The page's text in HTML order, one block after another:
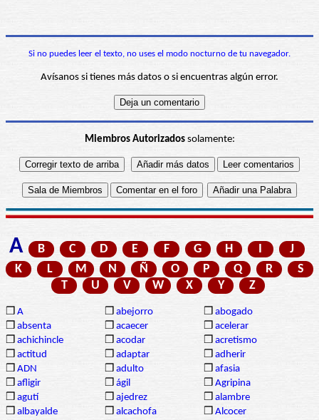
Si no puedes leer el texto, no uses el modo nocturno de tu navegador.
Avísanos si tienes más datos o si encuentras algún error.
Miembros Autorizadossolamente:
A B C D E F G H I
J
K
L M N Ñ O P Q R
S
T
U V W X Y Z
❒ A ❒ abejorro ❒ abogado
❒ absenta ❒ acaecer ❒ acelerar
❒ achichincle ❒ acodar ❒ acretismo
❒ actitud ❒ adaptar ❒ adherir
❒ ADN ❒ adulto ❒ afasia
❒ afligir ❒ ágil ❒ Agripina
❒ agutí ❒ ajedrez ❒ alambre
❒ albayalde ❒ alcachofa ❒ Alcocer